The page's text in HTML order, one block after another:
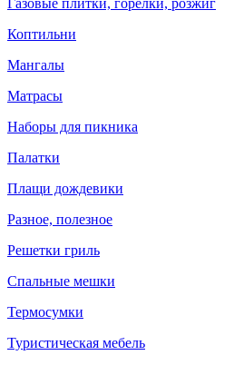
Коптильни
Мангалы
Матрасы
Наборы для пикника
Палатки
Плащи дождевики
Разное, полезное
Решетки гриль
Спальные мешки
Термосумки
Туристическая мебель